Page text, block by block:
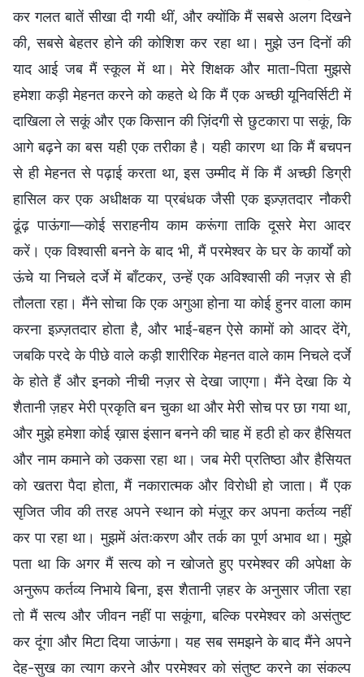
कर गलत बातें सीखा दी गयी थीं, और क्योंकि मैं सबसे अलग दिखने
की, सबसे बेहतर होने की कोशिश कर रहा था। मुझे उन दिनों की
याद आई जब मैं स्कूल में था। मेरे शिक्षक और माता-पिता मुझसे
हमेशा कड़ी मेहनत करने को कहते थे कि मैं एक अच्छी यूनिवर्सिटी में
दाखिला ले सकूं और एक किसान की ज़िंदगी से छुटकारा पा सकूं, कि
आगे बढ़ने का बस यही एक तरीका है। यही कारण था कि मैं बचपन
से ही मेहनत से पढ़ाई करता था, इस उम्मीद में कि मैं अच्छी डिग्री
हासिल कर एक अधीक्षक या प्रबंधक जैसी एक इज़्ज़तदार नौकरी
ढूंढ़ पाऊंगा—कोई सराहनीय काम करूंगा ताकि दूसरे मेरा आदर
करें। एक विश्वासी बनने के बाद भी, मैं परमेश्वर के घर के कार्यों को
ऊंचे या निचले दर्जे में बाँटकर, उन्हें एक अविश्वासी की नज़र से ही
तौलता रहा। मैंने सोचा कि एक अगुआ होना या कोई हुनर वाला काम
करना इज़्ज़तदार होता है, और भाई-बहन ऐसे कामों को आदर देंगे,
जबकि परदे के पीछे वाले कड़ी शारीरिक मेहनत वाले काम निचले दर्जे
के होते हैं और इनको नीची नज़र से देखा जाएगा। मैंने देखा कि ये
शैतानी ज़हर मेरी प्रकृति बन चुका था और मेरी सोच पर छा गया था,
और मुझे हमेशा कोई ख़ास इंसान बनने की चाह में हठी हो कर हैसियत
और नाम कमाने को उकसा रहा था। जब मेरी प्रतिष्ठा और हैसियत
को खतरा पैदा होता, मैं नकारात्मक और विरोधी हो जाता। मैं एक
सृजित जीव की तरह अपने स्थान को मंज़ूर कर अपना कर्तव्य नहीं
कर पा रहा था। मुझमें अंतःकरण और तर्क का पूर्ण अभाव था। मुझे
पता था कि अगर मैं सत्य को न खोजते हुए परमेश्वर की अपेक्षा के
अनुरूप कर्तव्य निभाये बिना, इस शैतानी ज़हर के अनुसार जीता रहा
तो मैं सत्य और जीवन नहीं पा सकूंगा, बल्कि परमेश्वर को असंतुष्ट
कर दूंगा और मिटा दिया जाऊंगा। यह सब समझने के बाद मैंने अपने
देह-सुख का त्याग करने और परमेश्वर को संतुष्ट करने का संकल्प